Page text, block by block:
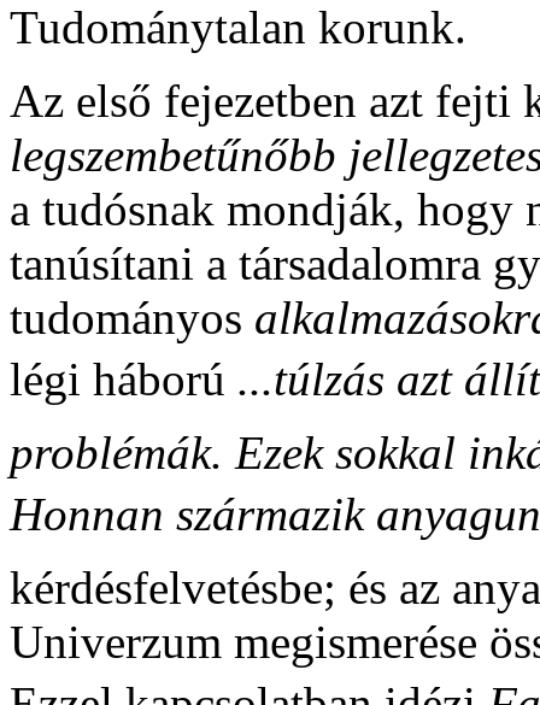
Tudománytalan korunk.
Az első fejezetben azt fejti
legszembetűnőbb
a tudósnak mondják, hogy
tanúsítani a társadalomra
tudományos
légi háború ...túlzás azt
problémák. Ezek sokkal
Honnan származik
kérdésfelvetésbe; és az
Univerzum megismerése